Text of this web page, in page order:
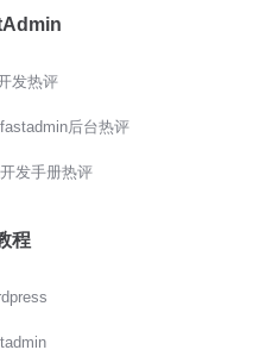
发热评
后台热评
发手册热评
程